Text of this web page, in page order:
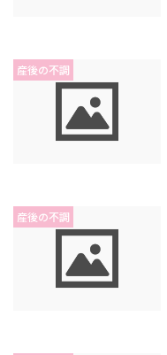
産後の不調
産後の不調